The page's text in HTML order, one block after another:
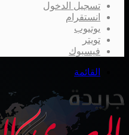
تسجيل الدخول
انستقرام
يوتيوب
تويتر
فيسبوك
القائمة